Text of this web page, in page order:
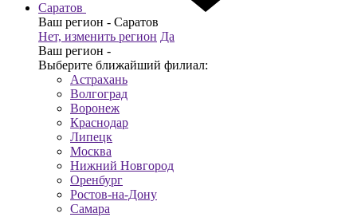
Саратов
Ваш регион - Саратов
Нет, изменить регион Да
Ваш регион -
Выберите ближайший филиал:
Астрахань
Волгоград
Воронеж
Краснодар
Липецк
Москва
Нижний Новгород
Оренбург
Ростов-на-Дону
Самара